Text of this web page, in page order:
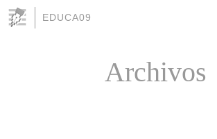
EDUCA09
Archivos